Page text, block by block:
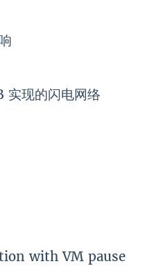
现的闪电网络
with VM pause